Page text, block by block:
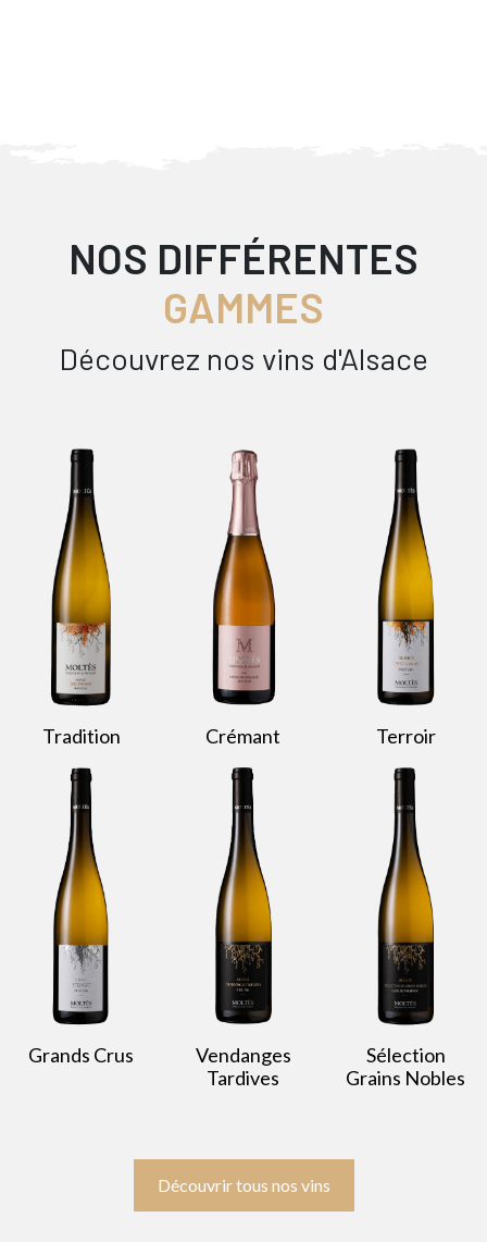
NOS DIFFÉRENTES
GAMMES
Découvrez nos vins d'Alsace
Tradition Crémant Terroir
Grands Crus
Vendanges
Tardives
Sélection
Grains Nobles
Découvrir tous nos vins